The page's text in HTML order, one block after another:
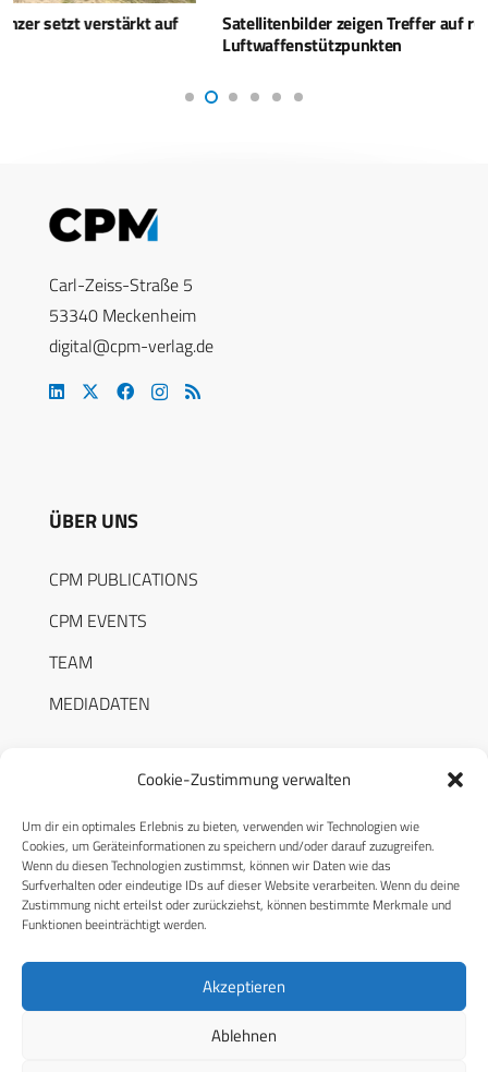
Cookie-Zustimmung verwalten
Um dir ein optimales Erlebnis zu bieten, verwenden wir Technologien wie
Cookies, um Geräteinformationen zu speichern und/oder darauf zuzugreifen.
Wenn du diesen Technologien zustimmst, können wir Daten wie das
Surfverhalten oder eindeutige IDs auf dieser Website verarbeiten. Wenn du deine
Zustimmung nicht erteilst oder zurückziehst, können bestimmte Merkmale und
Funktionen beeinträchtigt werden.
Akzeptieren
Ablehnen
Satellitenbilder zeigen Treffer auf russischen
Carl-Zeiss-Straße 5
53340 Meckenheim
digital@cpm-verlag.de
ÜBER UNS
CPM PUBLICATIONS
CPM EVENTS
TEAM
MEDIADATEN
RECHTLICHES
Datenschutzerklärung
Cookie-Richtlinie (EU)